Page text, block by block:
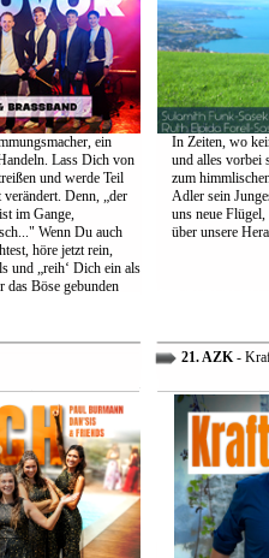
ein
Lass Dich von
und werde Teil
Denn, „der
im Gange,
Wenn Du auch
höre jetzt rein,
und „reih‘ Dich ein als
Böse gebunden
In Zeiten, wo
und alles vorbei
zum
Adler sein
uns neue
über unsere
21. AZK-